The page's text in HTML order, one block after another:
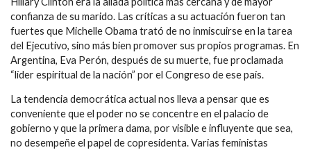
confianza de su marido. Las críticas a su actuación fueron tan
fuertes que Michelle Obama trató de no inmiscuirse en la tarea
del Ejecutivo, sino más bien promover sus propios programas. En
Argentina, Eva Perón, después de su muerte, fue proclamada
“líder espiritual de la nación” por el Congreso de ese país.
La tendencia democrática actual nos lleva a pensar que es
conveniente que el poder no se concentre en el palacio de
gobierno y que la primera dama, por visible e influyente que sea,
no desempeñe el papel de copresidenta. Varias feministas